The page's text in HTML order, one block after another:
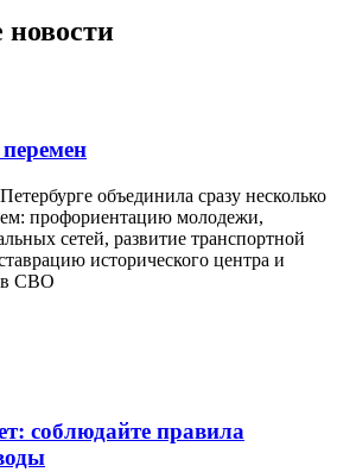
объединила сразу несколько
профориентацию молодежи,
сетей, развитие транспортной
исторического центра и
СВО
соблюдайте правила